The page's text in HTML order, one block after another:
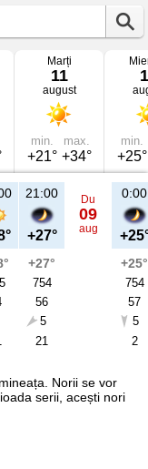
Marți
11
august
min.
+21°
max.
+34°
min.
+25°
21:00
+27°
+27°
754
56
5
21
Du
09
aug
0:00
+25°
754
57
5
2
Norii se vor
serii, acești nori